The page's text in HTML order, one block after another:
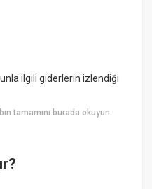
ilgili giderlerin izlendiği
tamamını burada okuyun: